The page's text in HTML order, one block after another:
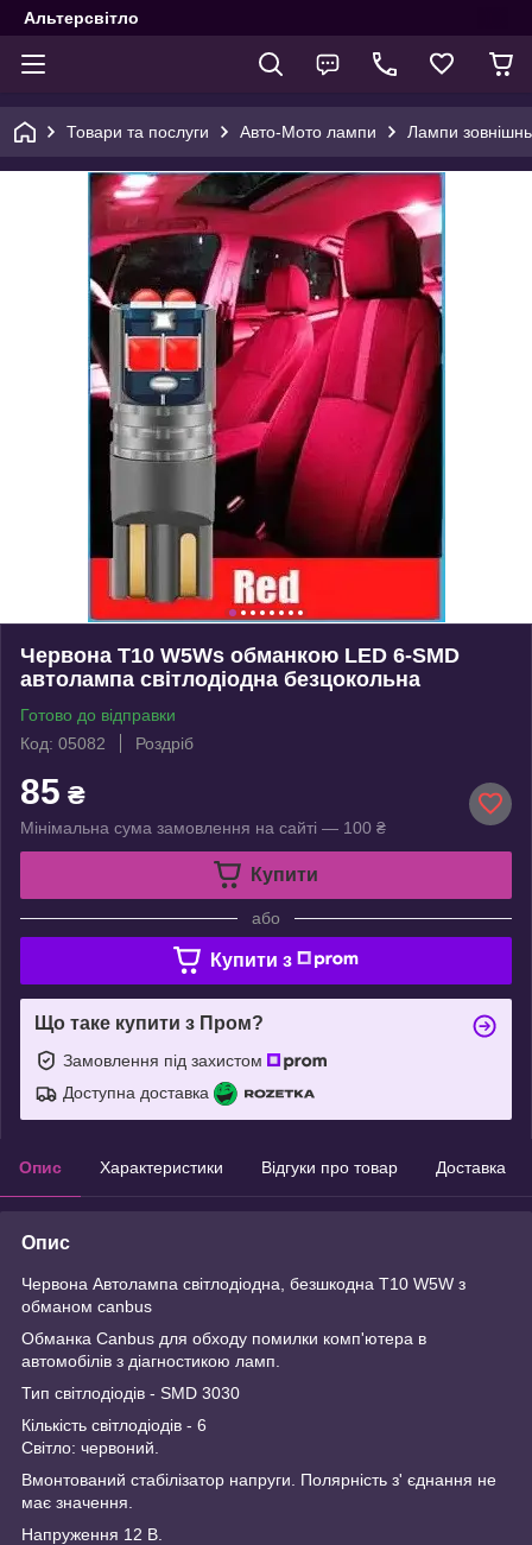
Альтерсвітло
Товари та послуги Авто-Мото лампи Лампи
Червона T10 W5Ws обманкою LED 6-SMD
автолампа світлодіодна безцокольна
Готово до відправки
Код: 05082
Роздріб
85 ₴
Мінімальна сума замовлення на сайті — 100 ₴
Купити
або
Купити з
Що таке купити з Пром?
Замовлення під захистом
Доступна доставка
Опис Характеристики Відгуки про товар Доставка
Опис
Червона Автолампа світлодіодна, безшкодна T10 W5W з
обманом canbus
Обманка Canbus для обходу помилки комп'ютера в
автомобілів з діагностикою ламп.
Тип світлодіодів - SMD 3030
Кількість світлодіодів - 6
Світло: червоний.
Вмонтований стабілізатор напруги. Полярність з' єднання не
має значення.
Напруження 12 В.